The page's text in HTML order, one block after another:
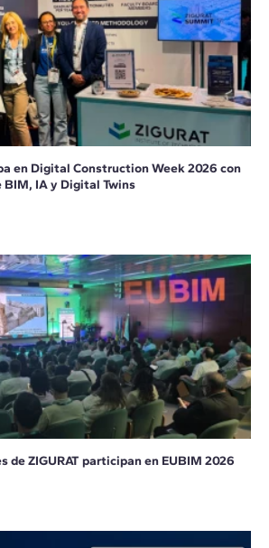
en Digital Construction Week 2026 con
BIM, IA y Digital Twins
de ZIGURAT participan en EUBIM 2026